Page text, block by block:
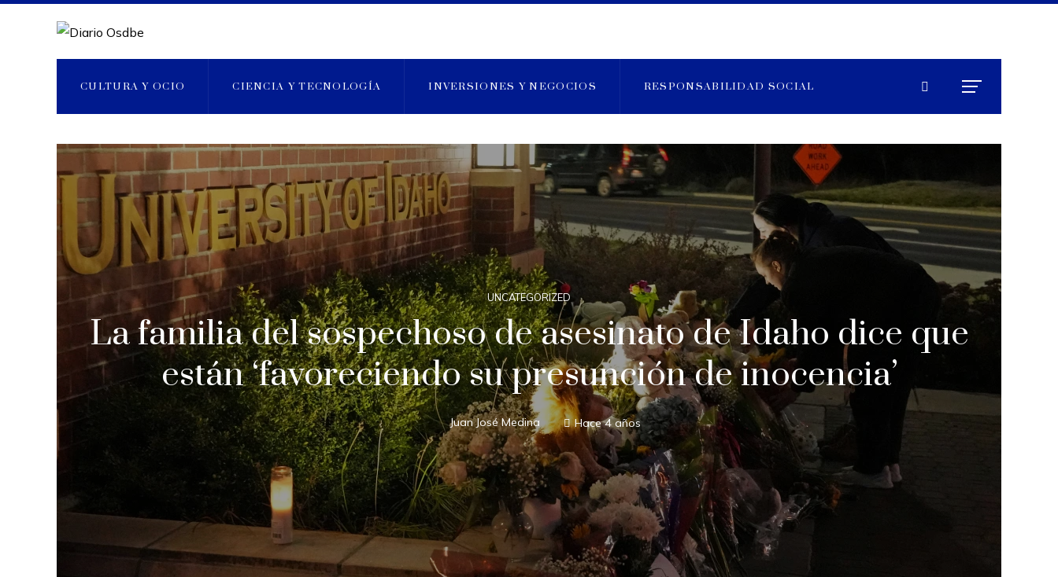
CULTURA Y OCIO CIENCIA Y TECNOLOGÍA INVERSIONES Y NEGOCIOS RESPONSABILIDAD SOCIAL
UNCATEGORIZED
La familia del sospechoso de asesinato de Idaho dice que
están ‘favoreciendo su presunción de inocencia’
Juan José Medina Hace 4 años